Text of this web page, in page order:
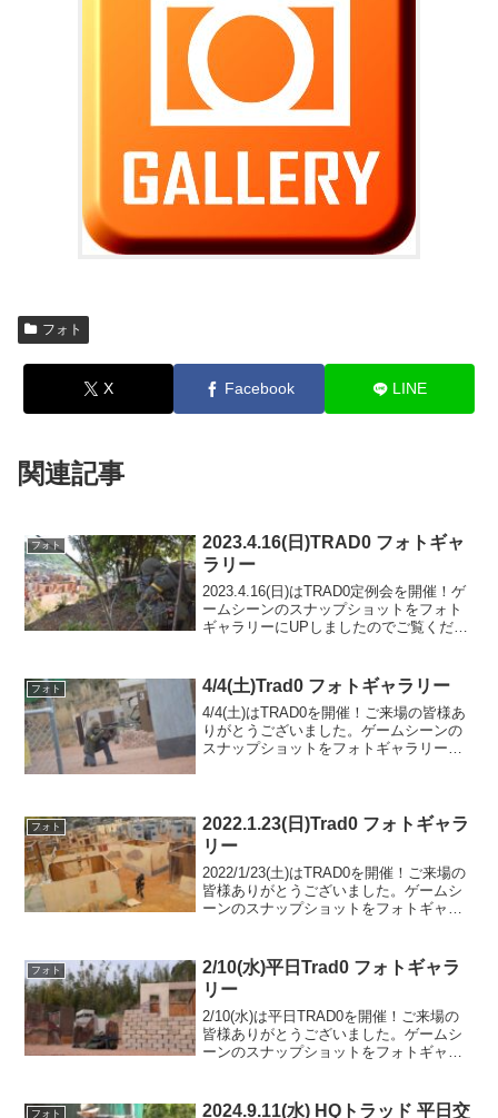
フォト
X Facebook LINE
関連記事
フォト
2023.4.16(日)TRAD0 フォトギャ
ラリー
2023.4.16(日)はTRAD0定例会を開催！ゲ
ームシーンのスナップショットをフォト
ギャラリーにUPしましたのでご覧くださ
Photo)
フォト 4/4(土)Trad0 フォトギャラリー
4/4(土)はTRAD0を開催！ご来場の皆様あ
りがとうございました。ゲームシーンの
スナップショットをフォトギャラリーに
フォト
2022.1.23(日)Trad0 フォトギャラ
リー
2022/1/23(土)はTRAD0を開催！ご来場の
皆様ありがとうございました。ゲームシ
ーンのスナップショットをフォトギャラ
トアルバムをみる(Google Photo...
フォト
2/10(水)平日Trad0 フォトギャラ
リー
2/10(水)は平日TRAD0を開催！ご来場の
皆様ありがとうございました。ゲームシ
ーンのスナップショットをフォトギャラ
吸収戦／女性陣VS男性陣」をやってみま
フォト
2024.9.11(水) HQトラッド 平日交